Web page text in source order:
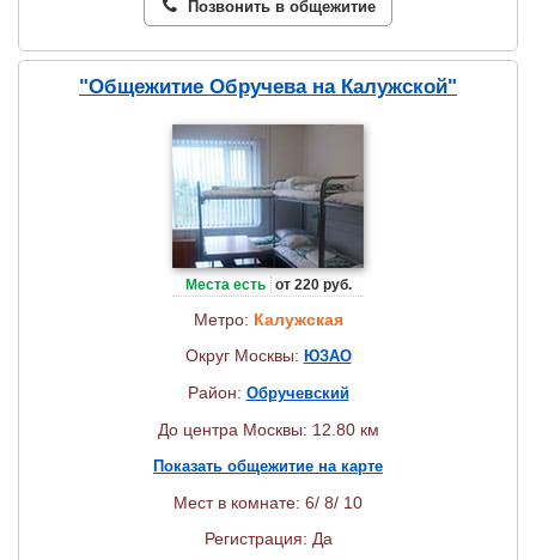
Позвонить в общежитие
"Общежитие Обручева на Калужской"
Места есть от 220 руб.
Метро: Калужская
Округ Москвы: ЮЗАО
Район: Обручевский
До центра Москвы: 12.80 км
Показать общежитие на карте
Мест в комнате: 6/ 8/ 10
Регистрация: Да